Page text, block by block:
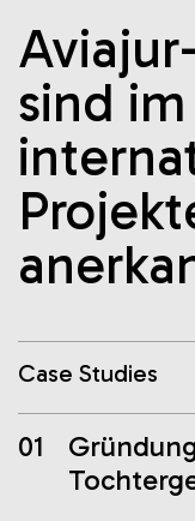
sind
Case Studies
01